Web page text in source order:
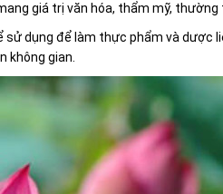
giá trị văn hóa, thẩm mỹ,
dụng để làm thực phẩm và dược
không gian.